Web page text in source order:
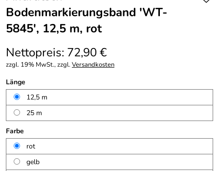
Bodenmarkierungsband 'WT-
5845', 12,5 m, rot
Nettopreis: 72,90 €
zzgl. 19% MwSt., zzgl.Versandkosten
Länge
12,5 m
25 m
Farbe
rot
gelb